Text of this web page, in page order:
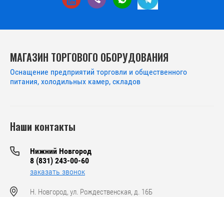
МАГАЗИН ТОРГОВОГО ОБОРУДОВАНИЯ
Оснащение предприятий торговли и общественного
питания, холодильных камер, складов
Наши контакты
Нижний Новгород
8 (831) 243-00-60
заказать звонок
Н. Новгород, ул. Рождественская, д. 16Б